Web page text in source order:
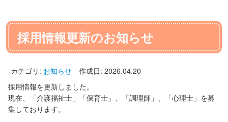
外来診療のご案内
はじめて受診される方へ
リハビリテーションのご案内
採用情報更新のお知らせ
カテゴリ: お知らせ
作成日: 2026.04.20
採用情報を更新しました。
現在、「介護福祉士」「保育士」、「調理師」、「心理士」を募
集しております。